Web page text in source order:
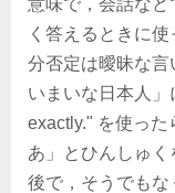
く答えるときに
分否定は曖昧な
いまいな日本人
exactly." を使っ
あ」とひんしゅ
後で，そうでも